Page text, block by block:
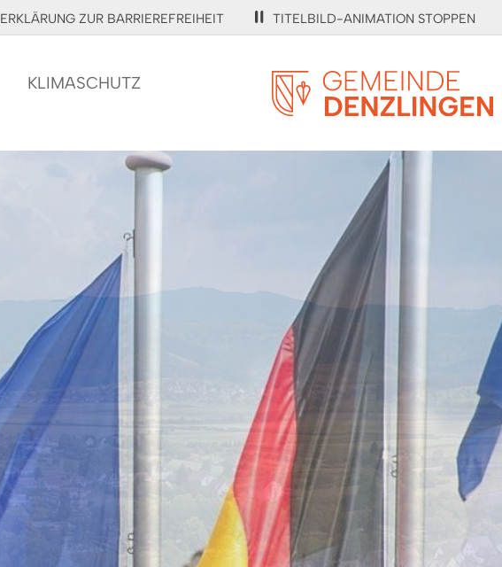
ERKLÄRUNG ZUR BARRIEREFREIHEIT TITELBILD-ANIMATION STOPPEN
KLIMASCHUTZ